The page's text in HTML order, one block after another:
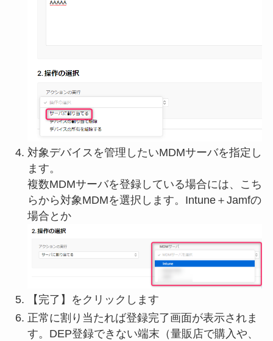
対象デバイスを管理したいMDMサーバを指定し
ます。
複数MDMサーバを登録している場合には、こち
らから対象MDMを選択します。Intune＋Jamfの
場合とか
【完了】をクリックします
正常に割り当たれば登録完了画面が表示されま
す。DEP登録できない端末（量販店で購入や、